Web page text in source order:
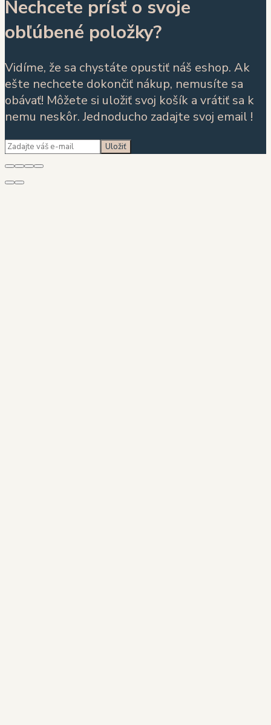
Nechcete prísť o svoje
obľúbené položky?
Vidíme, že sa chystáte opustiť náš eshop. Ak
ešte nechcete dokončiť nákup, nemusíte sa
obávať! Môžete si uložiť svoj košík a vrátiť sa k
nemu neskôr. Jednoducho zadajte svoj email !
Uložiť